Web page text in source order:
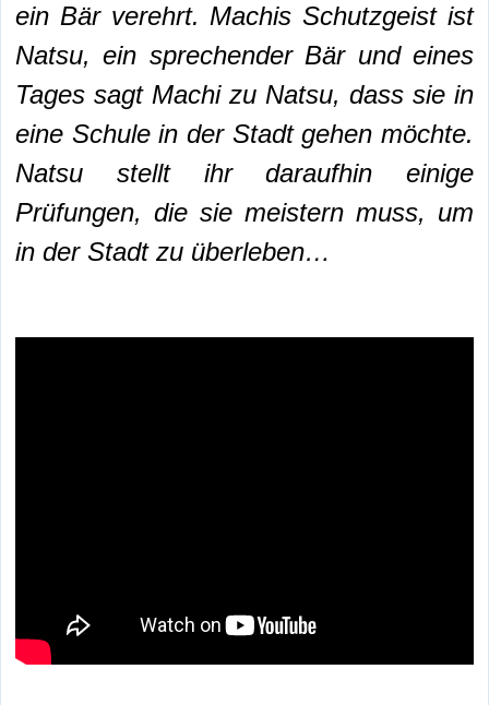
ein Bär verehrt. Machis Schutzgeist ist
Natsu, ein sprechender Bär und eines
Tages sagt Machi zu Natsu, dass sie in
eine Schule in der Stadt gehen möchte.
Natsu stellt ihr daraufhin einige
Prüfungen, die sie meistern muss, um
in der Stadt zu überleben…